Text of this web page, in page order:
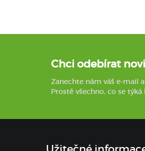
Chci odebírat
Zanechte nám váš e-mail
Prostě všechno, co se